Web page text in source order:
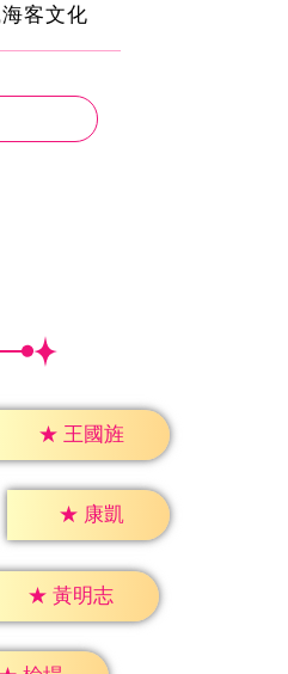
客文化
★ 王國旌
★ 康凱
★ 黃明志